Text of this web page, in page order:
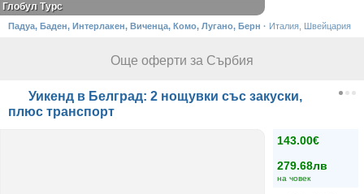
Глобул Турс
Падуа, Баден, Интерлакен, Виченца, Комо, Лугано, Берн · Италия, Швейцария
Още оферти за Сърбия
Уикенд в Белград: 2 нощувки със закуски,
плюс транспорт
143.00€
279.68лв
на човек